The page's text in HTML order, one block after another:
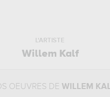
L'ARTISTE
Willem Kalf
OEUVRES DE WILLEM